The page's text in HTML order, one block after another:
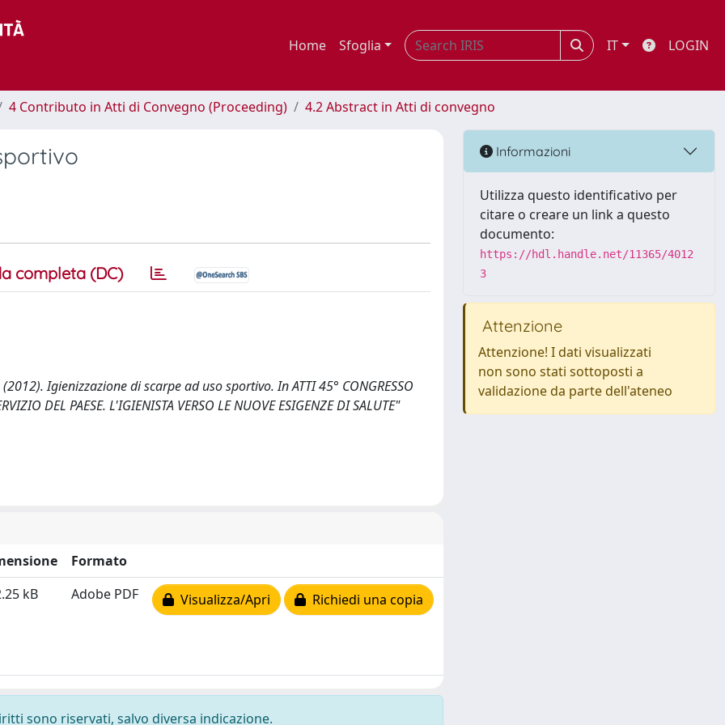
Home Sfoglia IT LOGIN
4 Contributo in Atti di Convegno (Proceeding) 4.2 Abstract in Atti di convegno
completa (DC)
Igienizzazione di scarpe ad uso sportivo. In ATTI 45° CONGRESSO
DEL PAESE. L'IGIENISTA VERSO LE NUOVE ESIGENZE DI SALUTE"
Formato
kB
Adobe PDF Visualizza/Apri Richiedi una copia
sono riservati, salvo diversa indicazione.
Informazioni
Utilizza questo identificativo per
citare o creare un link a questo
documento:
https://hdl.handle.net/11365/4012
3
Attenzione
Attenzione! I dati visualizzati
non sono stati sottoposti a
validazione da parte dell'ateneo